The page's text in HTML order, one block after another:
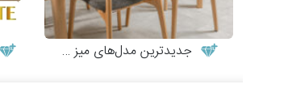
جدیدترین مدل‌های میز و صندلی چوبی مدرن